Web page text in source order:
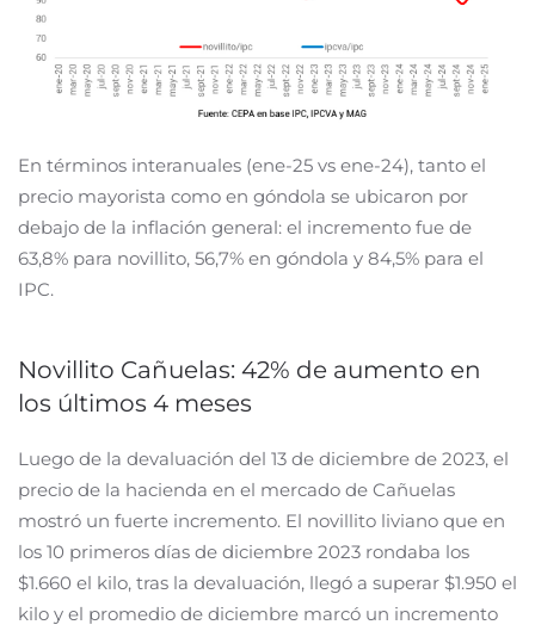
En términos interanuales (ene-25 vs ene-24), tanto el
precio mayorista como en góndola se ubicaron por
debajo de la inflación general: el incremento fue de
63,8% para novillito, 56,7% en góndola y 84,5% para el
IPC.
Novillito Cañuelas: 42% de aumento en
los últimos 4 meses
Luego de la devaluación del 13 de diciembre de 2023, el
precio de la hacienda en el mercado de Cañuelas
mostró un fuerte incremento. El novillito liviano que en
los 10 primeros días de diciembre 2023 rondaba los
$1.660 el kilo, tras la devaluación, llegó a superar $1.950 el
kilo y el promedio de diciembre marcó un incremento